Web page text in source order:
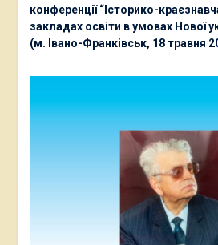
конференції “Історико-
закладах освіти в умовах Нової
(м. Івано-Франківськ, 18 травня